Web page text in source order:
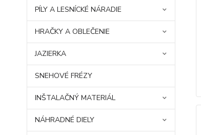
PÍLY A LESNÍCKÉ NÁRADIE
HRAČKY A OBLEČENIE
JAZIERKA
SNEHOVÉ FRÉZY
INŠTALAČNÝ MATERIÁL
NÁHRADNÉ DIELY